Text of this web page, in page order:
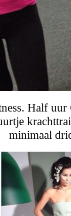
Half
minimaal